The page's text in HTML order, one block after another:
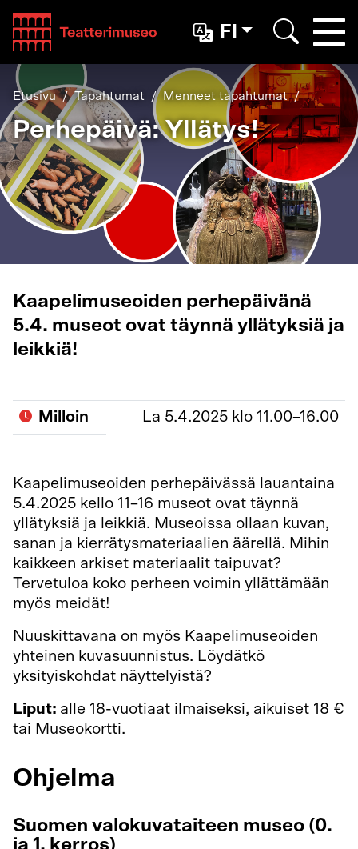
Teatterimuseo
FI
Etusivu Tapahtumat Menneet tapahtumat
Perhepäivä: Yllätys!
Kaapelimuseoiden perhepäivänä
5.4. museot ovat täynnä yllätyksiä ja
leikkiä!
Milloin La 5.4.2025 klo 11.00–16.00
Kaapelimuseoiden perhepäivässä lauantaina
5.4.2025 kello 11–16 museot ovat täynnä
yllätyksiä ja leikkiä. Museoissa ollaan kuvan,
sanan ja kierrätysmateriaalien äärellä. Mihin
kaikkeen arkiset materiaalit taipuvat?
Tervetuloa koko perheen voimin yllättämään
myös meidät!
Nuuskittavana on myös Kaapelimuseoiden
yhteinen kuvasuunnistus. Löydätkö
yksityiskohdat näyttelyistä?
Liput: alle 18-vuotiaat ilmaiseksi, aikuiset 18 €
tai Museokortti.
Ohjelma
Suomen valokuvataiteen museo (0.
ja 1. kerros)